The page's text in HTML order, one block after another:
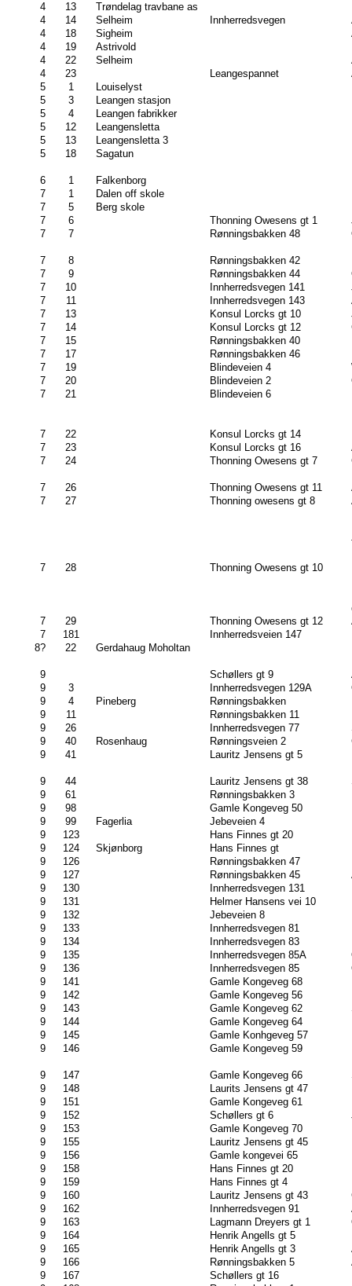
4
13
Trøndelag travbane as
4
14 Selheim Innherredsvegen
4
18 Sigheim
4
19 Astrivold
4
22 Selheim
4
23 Leangespannet
5
1 Louiselyst
5
3 Leangen stasjon
5
4 Leangen fabrikker
5
12
Leangensletta
5
13
Leangensletta 3
5
18 Sagatun
6 1 Falkenborg
7
1
Dalen off skole
7
5
Berg skole
7
6 Thonning Owesens gt 1
7
7 Rønningsbakken 48
7 8 Rønningsbakken 42
7
9 Rønningsbakken 44
7
10 Innherredsvegen 141
7
11 Innherredsvegen 143
7
13 Konsul Lorcks gt 10
7
14 Konsul Lorcks gt 12
7
15 Rønningsbakken 40
7
17 Rønningsbakken 46
7
19 Blindeveien 4
7
20 Blindeveien 2
7
21 Blindeveien 6
7 22 Konsul Lorcks gt 14
7
23 Konsul Lorcks gt 16
7
24 Thonning Owesens gt 7
7 26 Thonning Owesens gt 11
7
27 Thonning owesens gt 8
7 28 Thonning Owesens gt 10
7 29 Thonning Owesens gt 12
7
181 Innherredsveien 147
8?
22 Gerdahaug Moholtan
9 Schøllers gt 9
9
3 Innherredsvegen 129A
9
4 Pineberg Rønningsbakken
9
11 Rønningsbakken 11
9
26 Innherredsvegen 77
9
40 Rosenhaug Rønningsveien 2
9
41 Lauritz Jensens gt 5
9 44 Lauritz Jensens gt 38
9
61 Rønningsbakken 3
9
98 Gamle Kongeveg 50
9
99 Fagerlia Jebeveien 4
9
123 Hans Finnes gt 20
9
124 Skjønborg Hans Finnes gt
9
126 Rønningsbakken 47
9
127 Rønningsbakken 45
9
130 Innherredsvegen 131
9
131 Helmer Hansens vei 10
9
132 Jebeveien 8
9
133 Innherredsvegen 81
9
134 Innherredsvegen 83
9
135 Innherredsvegen 85A
9
136 Innherredsvegen 85
9
141 Gamle Kongeveg 68
9
142 Gamle Kongeveg 56
9
143 Gamle Kongeveg 62
9
144 Gamle Kongeveg 64
9
145 Gamle Konhgeveg 57
9
146 Gamle Kongeveg 59
9 147 Gamle Kongeveg 66
9
148
Laurits Jensens gt 47
9
151 Gamle Kongeveg 61
9
152 Schøllers gt 6
9
153 Gamle Kongeveg 70
9
155 Lauritz Jensens gt 45
9
156 Gamle kongevei 65
9
158 Hans Finnes gt 20
9
159 Hans Finnes gt 4
9
160 Lauritz Jensens gt 43
9
162 Innherredsvegen 91
9
163 Lagmann Dreyers gt 1
9
164 Henrik Angells gt 5
9
165 Henrik Angells gt 3
9
166 Rønningsbakken 5
9
167 Schøllers gt 16